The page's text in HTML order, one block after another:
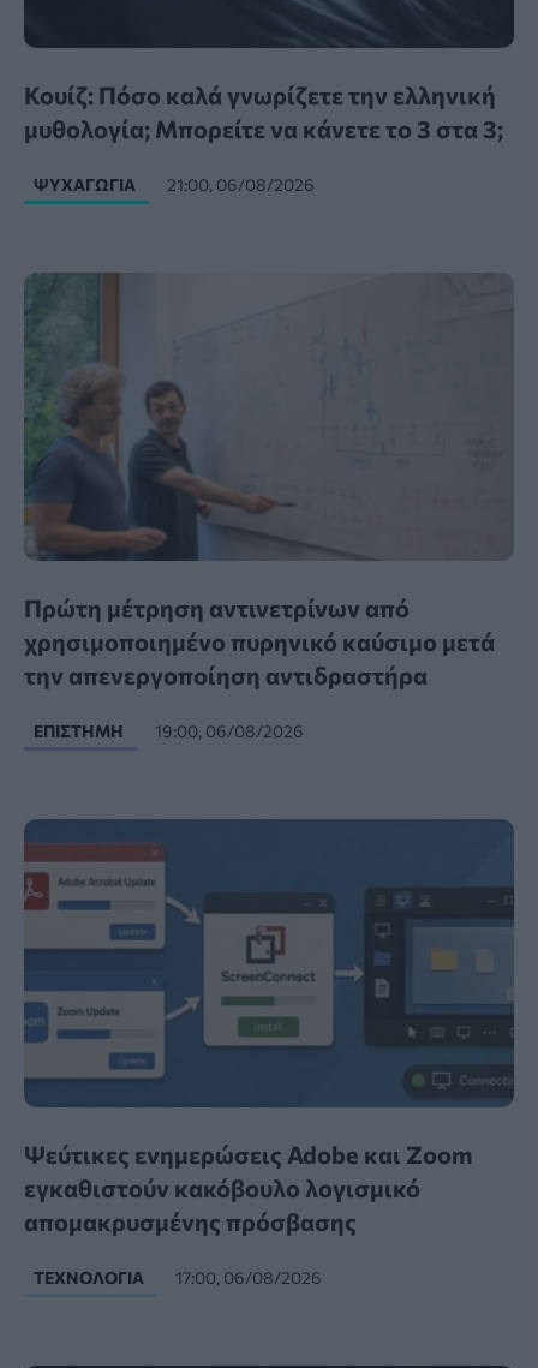
Κουίζ: Πόσο καλά γνωρίζετε την ελληνική
μυθολογία; Μπορείτε να κάνετε το 3 στα 3;
ΨΥΧΑΓΩΓΊΑ 21:00, 06/08/2026
Πρώτη μέτρηση αντινετρίνων από
χρησιμοποιημένο πυρηνικό καύσιμο μετά
την απενεργοποίηση αντιδραστήρα
ΕΠΙΣΤΉΜΗ 19:00, 06/08/2026
Ψεύτικες ενημερώσεις Adobe και Zoom
εγκαθιστούν κακόβουλο λογισμικό
απομακρυσμένης πρόσβασης
ΤΕΧΝΟΛΟΓΊΑ 17:00, 06/08/2026